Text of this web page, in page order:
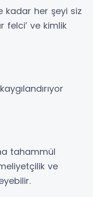
kadar her şeyi siz
felci’ ve kimlik
tahammül
ve